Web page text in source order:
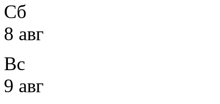
Сб
8 авг
Вс
9 авг